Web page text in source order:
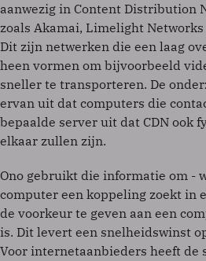
aanwezig in Content Distribution
zoals Akamai, Limelight Networks
Dit zijn netwerken die een laag
heen vormen om bijvoorbeeld
sneller te transporteren. De
ervan uit dat computers die
bepaalde server uit dat CDN ook
elkaar zullen zijn.
Ono gebruikt die informatie om -
computer een koppeling zoekt in
de voorkeur te geven aan een
is. Dit levert een snelheidswinst
Voor internetaanbieders heeft de